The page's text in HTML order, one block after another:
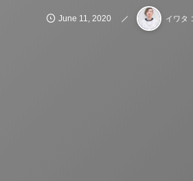
June 11 2020 イワタ